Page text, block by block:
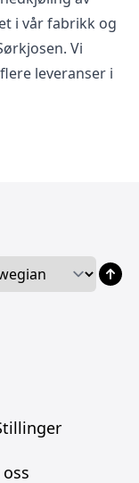
i vår fabrikk og
Vi
leveranser i